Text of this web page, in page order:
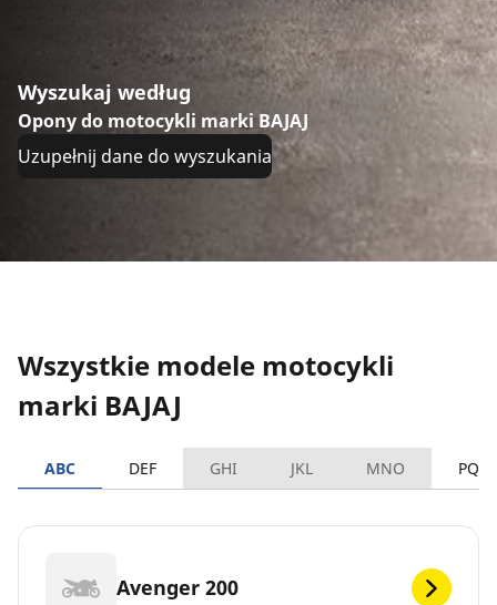
Wyszukaj według
Opony do motocykli marki BAJAJ
Uzupełnij dane do wyszukania
Wszystkie modele motocykli
marki BAJAJ
ABC DEF GHI JKL MNO PQRS
Avenger 200